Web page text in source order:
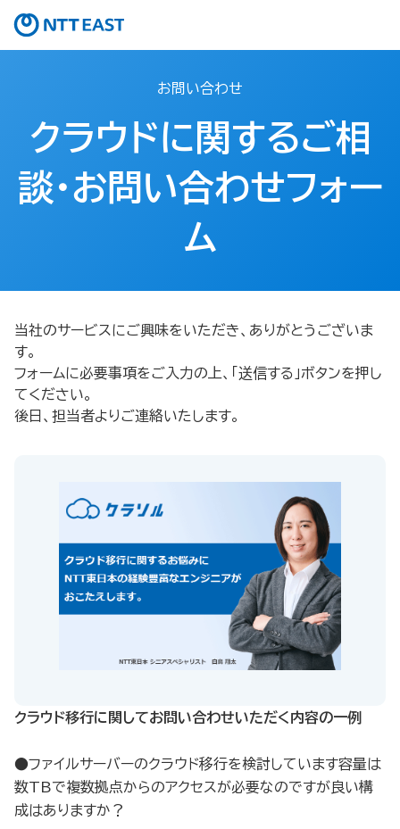
お問い合わせ
クラウドに関するご相
談・お問い合わせフォー
ム
当社のサービスにご興味をいただき、ありがとうございま
す。
フォームに必要事項をご入力の上、「送信する」ボタンを押し
てください。
後日、担当者よりご連絡いたします。
クラウド移行に関してお問い合わせいただく内容の一例​
●ファイルサーバーのクラウド移行を検討しています容量は
数TBで複数拠点からのアクセスが必要なのですが良い構
成はありますか？